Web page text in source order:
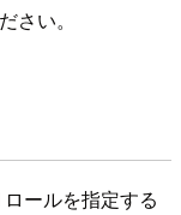
さい。
ールを指定する